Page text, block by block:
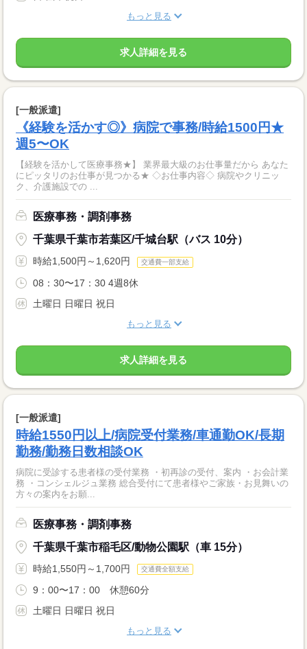
もっと見る
求人詳細を見る
[一般派遣]
《経験を活かす◎》病院で事務/時給1500円★
週5〜OK
【経験を活かして医療事務★】 業界最大級のお仕事量だから あなた
にピッタリのお仕事が見つかる★ ◇お仕事内容◇ 病院やクリニッ
ク、介護施設での ...
医療事務・調剤事務
千葉県千葉市若葉区/千城台駅（バス 10分）
時給1,500円～1,620円 交通費一部支給
08：30〜17：30 4週8休
土曜日 日曜日 祝日
もっと見る
求人詳細を見る
[一般派遣]
時給1550円以上/病院受付業務/車通勤OK/長期
勤務/勤務日数相談OK
病院に受診する患者様の受付業務 ・初再診の受付、案内 ・お会計業
務 ・コンシェルジュ業務 総合受付にて患者様やご家族・お見舞いの
方々の案内をお願...
医療事務・調剤事務
千葉県千葉市稲毛区/動物公園駅（車 15分）
時給1,550円～1,700円 交通費全額支給
9：00〜17：00 休憩60分
土曜日 日曜日 祝日
もっと見る